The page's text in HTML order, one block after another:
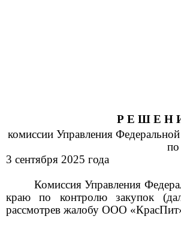
Р Е Ш Е Н
комиссии Управления
3 сентября 2025 года
Комиссия Управления
краю по контролю закупок
рассмотрев жалобу ООО «КрасПит